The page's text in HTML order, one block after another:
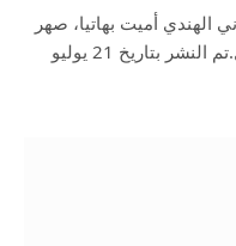
الهندي أميت بهاتيا، صهر
ملياردير الصلب الهندي لاكشمي ميتال.تم النشر بتاريخ 21 يوليو